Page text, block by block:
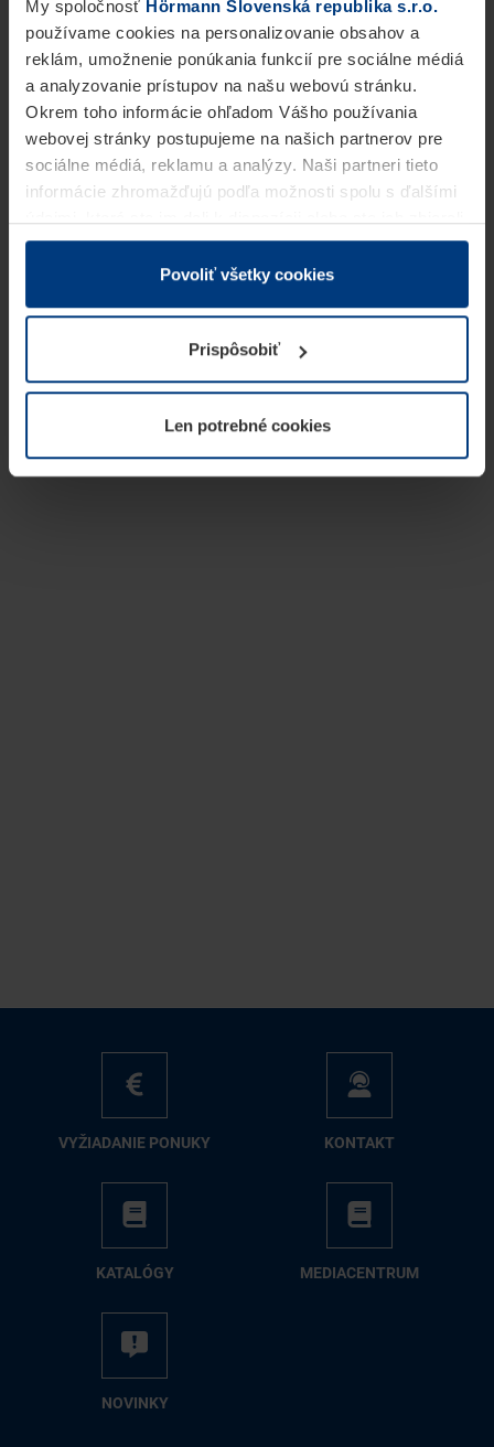
My spoločnosť Hörmann Slovenská republika s.r.o.
používame cookies na personalizovanie obsahov a
reklám, umožnenie ponúkania funkcií pre sociálne médiá
a analyzovanie prístupov na našu webovú stránku.
Okrem toho informácie ohľadom Vášho používania
webovej stránky postupujeme na našich partnerov pre
sociálne médiá, reklamu a analýzy. Naši partneri tieto
informácie zhromažďujú podľa možnosti spolu s ďalšími
v rámci Vášho využívania služieb.
Z právneho hľadiska môžeme cookies ukladať na Vašom
prevádzku tejto stránky. Pre všetky ostatné typy cookie
potrebujeme Vaše povolenie. Vaše povolenie môžete
kedykoľvek zmeniť alebo odvolať vo vysvetlení cookie
našej webovej stránky.
Povoliť všetky cookies
Prispôsobiť
Len potrebné cookies
VY­ŽIA­DA­NIE PO­NU­KY KON­TAKT
KA­TA­LÓ­GY ME­DIA­CEN­TRUM
NO­VIN­KY